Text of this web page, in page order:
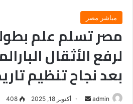
مباشر مصر
مصر تسلم علم
لرفع الأثقال
بعد نجاح تنظيم
admin
أرسل أكتوبر 18, 2025 408